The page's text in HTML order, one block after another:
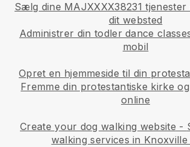
Sælg dine MAJXXXX38231
dit websted
Administrer din todler dance
mobil
Opret en hjemmeside til din
Fremme din protestantiske kirke
online
Create your dog walking website -
walking services in Knoxville